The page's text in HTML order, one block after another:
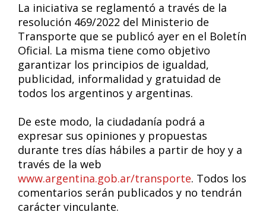
La iniciativa se reglamentó a través de la
resolución 469/2022 del Ministerio de
Transporte que se publicó ayer en el Boletín
Oficial. La misma tiene como objetivo
garantizar los principios de igualdad,
publicidad, informalidad y gratuidad de
todos los argentinos y argentinas.
De este modo, la ciudadanía podrá a
expresar sus opiniones y propuestas
durante tres días hábiles a partir de hoy y a
través de la web
www.argentina.gob.ar/transporte. Todos los
comentarios serán publicados y no tendrán
carácter vinculante.